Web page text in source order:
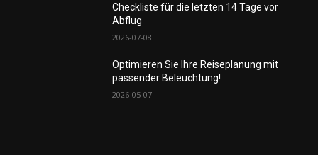
Checkliste für die letzten 14 Tage vor
Abflug
2026-07-08
Optimieren Sie Ihre Reiseplanung mit
passender Beleuchtung!
2026-05-07